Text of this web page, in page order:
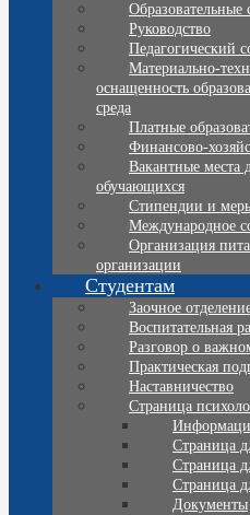
Образовательные
Руководство
Педагогический
Материально-
оснащенность
среда
Платные
Финансово-
Вакантные места
обучающихся
Стипендии и
Международное
Организация
организации
Студентам
Заочное
Воспитательная
Разговор о
Практическая
Наставничество
Страница
Страница
Страница
Страница
Документы